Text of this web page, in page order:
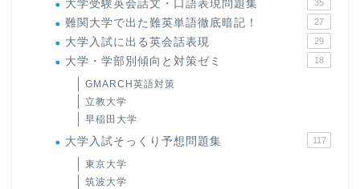
大学受験英会話文・口語表現問題集 35
難関大学で出た難英単語徹底暗記！ 27
大学入試に出る英会話表現 29
大学・学部別傾向と対策ゼミ 18
GMARCH英語対策
立教大学
早稲田大学
大学入試そっくり予想問題集 117
東京大学
筑波大学